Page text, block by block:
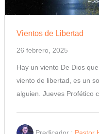
Vientos de Libertad
26 febrero, 2025
Hay un viento De Dios
viento de libertad, es un
alguien. Jueves Profético